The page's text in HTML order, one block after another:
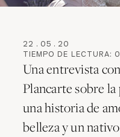
22 . 05 . 20
TIEMPO DE LECTURA:
Una entrevista
Plancarte sobre
una historia de
belleza y un